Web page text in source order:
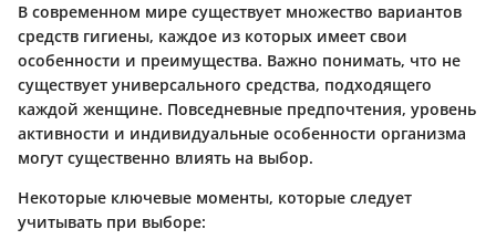
В современном мире существует множество вариантов
средств гигиены, каждое из которых имеет свои
особенности и преимущества. Важно понимать, что не
существует универсального средства, подходящего
каждой женщине. Повседневные предпочтения, уровень
активности и индивидуальные особенности организма
могут существенно влиять на выбор.
Некоторые ключевые моменты, которые следует
учитывать при выборе: